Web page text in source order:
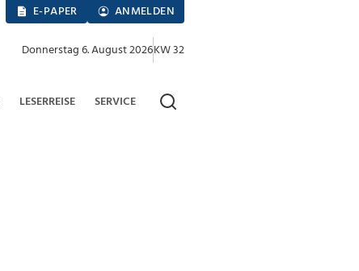
E-PAPER ANMELDEN
Donnerstag 6. August 2026KW 32
LESERREISE SERVICE